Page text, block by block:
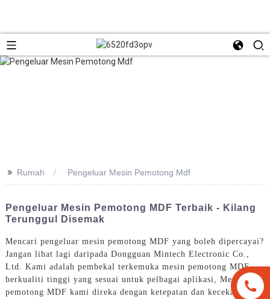
>> Rumah Pengeluar Mesin Pemotong Mdf
Pengeluar Mesin Pemotong MDF Terbaik - Kilang
Terunggul Disemak
Mencari pengeluar mesin pemotong MDF yang boleh dipercayai?
Jangan lihat lagi daripada Dongguan Mintech Electronic Co.,
Ltd. Kami adalah pembekal terkemuka mesin pemotong MDF
berkualiti tinggi yang sesuai untuk pelbagai aplikasi, Mesin
pemotong MDF kami direka dengan ketepatan dan kecekapan